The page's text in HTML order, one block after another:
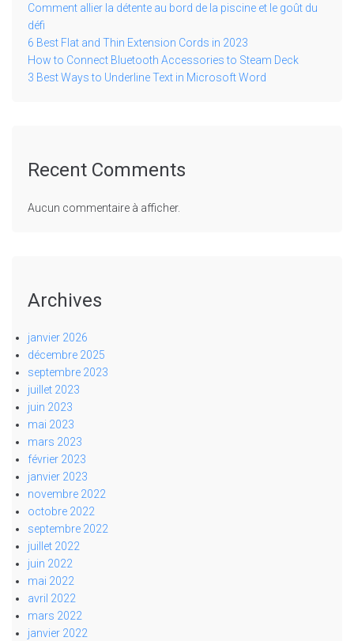
Comment allier la détente au bord de la piscine et le goût du
défi
6 Best Flat and Thin Extension Cords in 2023
How to Connect Bluetooth Accessories to Steam Deck
3 Best Ways to Underline Text in Microsoft Word
Recent Comments
Aucun commentaire à afficher.
Archives
janvier 2026
décembre 2025
septembre 2023
juillet 2023
juin 2023
mai 2023
mars 2023
février 2023
janvier 2023
novembre 2022
octobre 2022
septembre 2022
juillet 2022
juin 2022
mai 2022
avril 2022
mars 2022
janvier 2022